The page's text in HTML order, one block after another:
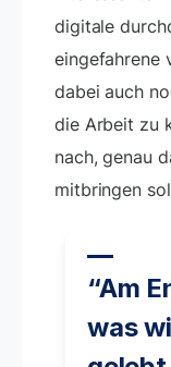
digitale
eingefahrene
dabei auch
die Arbeit zu
nach, genau
mitbringen
“Am
was